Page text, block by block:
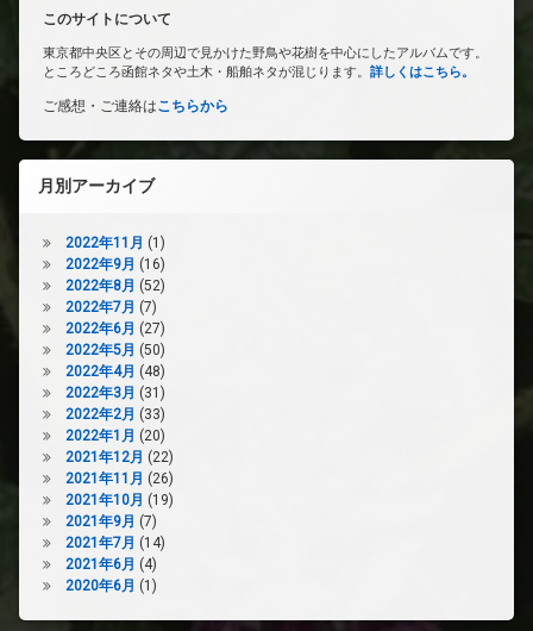
このサイトについて
東京都中央区とその周辺で見かけた野鳥や花樹を中心にしたアルバムです。
ところどころ函館ネタや土木・船舶ネタが混じります。 詳しくはこちら。
ご感想・ご連絡はこちらから
月別アーカイブ
2022年11月 (1)
2022年9月 (16)
2022年8月 (52)
2022年7月 (7)
2022年6月 (27)
2022年5月 (50)
2022年4月 (48)
2022年3月 (31)
2022年2月 (33)
2022年1月 (20)
2021年12月 (22)
2021年11月 (26)
2021年10月 (19)
2021年9月 (7)
2021年7月 (14)
2021年6月 (4)
2020年6月 (1)